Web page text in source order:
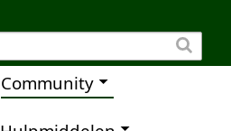
Community